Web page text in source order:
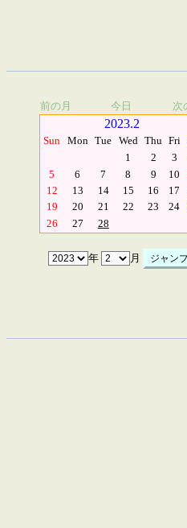
前の月 今日 次
2023.2
Sun Mon Tue Wed Thu Fri
1
2 3
5
6 7 8 9 10
12
13 14 15 16 17
19
20 21 22 23 24
26
27 28
年 月